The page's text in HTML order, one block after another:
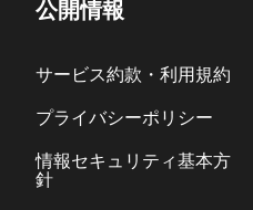
公開情報
サービス約款・利用規約
プライバシーポリシー
情報セキュリティ基本方
針